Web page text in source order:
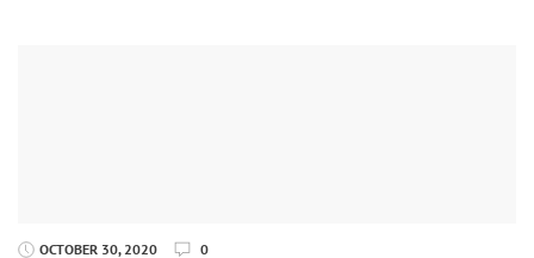
OCTOBER 30, 2020 0